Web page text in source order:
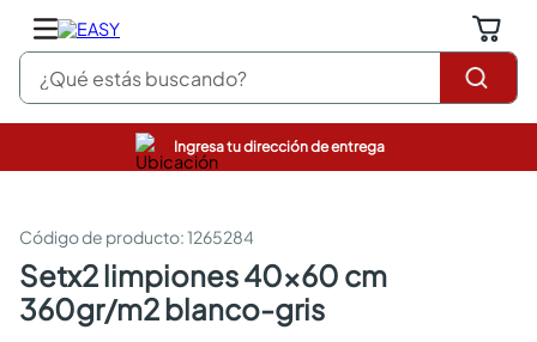
¿Qué estás buscando?
Ingresa tu dirección de entrega
:1265284
setx2 limpiones 40x60 cm
360gr/m2 blanco-gris
pinturas
sanitarios
comedor
escritorio